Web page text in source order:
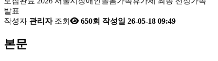
발표
작성자 관리자 조회 650회 작성일 26-05-18 09:49
본문